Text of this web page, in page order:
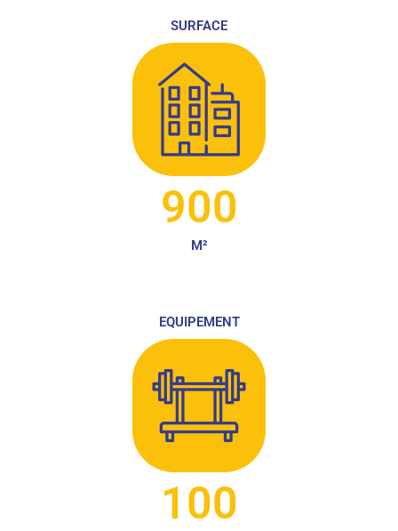
SURFACE
900
M²
EQUIPEMENT
100